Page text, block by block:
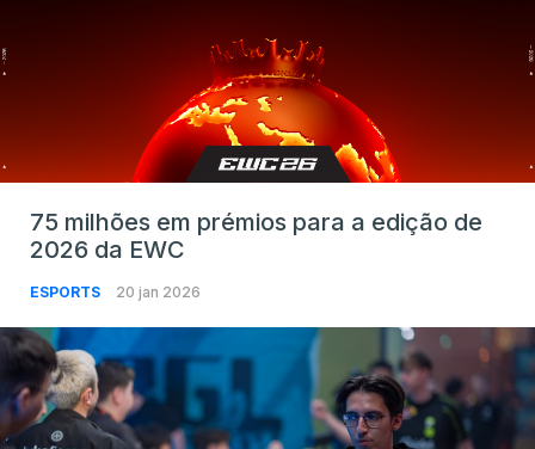
75 milhões em prémios para a edição de
2026 da EWC
ESPORTS 20 jan 2026